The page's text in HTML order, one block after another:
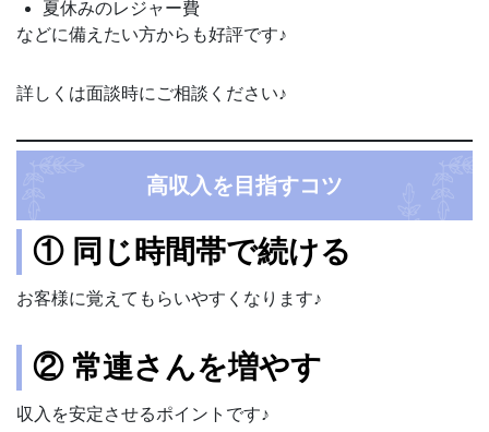
夏休みのレジャー費
などに備えたい方からも好評です♪
詳しくは面談時にご相談ください♪
高収入を目指すコツ
① 同じ時間帯で続ける
お客様に覚えてもらいやすくなります♪
② 常連さんを増やす
収入を安定させるポイントです♪